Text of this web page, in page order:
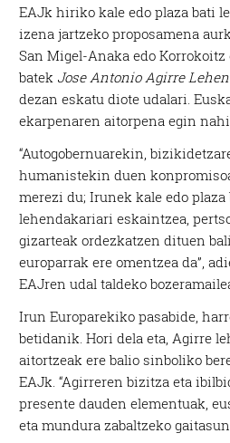
EAJk hiriko kale edo plaza bati
izena jartzeko proposamena
San Migel-Anaka edo Korrokoitz
batek Jose Antonio Agirre
dezan eskatu diote udalari.
ekarpenaren aitorpena egin
“Autogobernuarekin,
humanistekin duen
merezi du; Irunek kale edo
lehendakariari eskaintzea,
gizarteak ordezkatzen dituen
europarrak ere omentzea da”,
EAJren udal taldeko
Irun Europarekiko pasabide,
betidanik. Hori dela eta, Agirre
aitortzeak ere balio sinboliko
EAJk. “Agirreren bizitza eta
presente dauden elementuak,
eta mundura zabaltzeko